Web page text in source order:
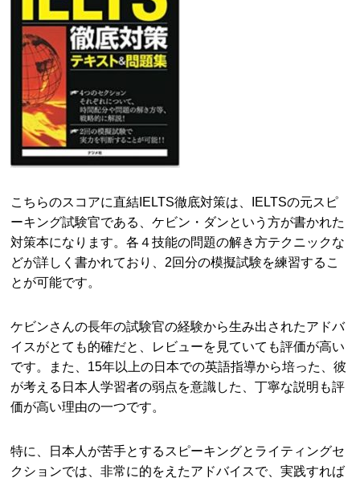
こちらのスコアに直結IELTS徹底対策は、IELTSの元スピ
ーキング試験官である、ケビン・ダンという方が書かれた
対策本になります。各４技能の問題の解き方テクニックな
どが詳しく書かれており、2回分の模擬試験を練習するこ
とが可能です。
ケビンさんの長年の試験官の経験から生み出されたアドバ
イスがとても的確だと、レビューを見ていても評価が高い
です。また、15年以上の日本での英語指導から培った、彼
が考える日本人学習者の弱点を意識した、丁寧な説明も評
価が高い理由の一つです。
特に、日本人が苦手とするスピーキングとライティングセ
クションでは、非常に的をえたアドバイスで、実践すれば